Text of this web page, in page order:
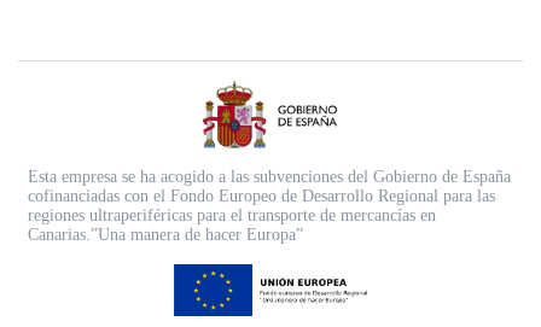
Esta empresa se ha acogido a las subvenciones del Gobierno de España
cofinanciadas con el Fondo Europeo de Desarrollo Regional para las
regiones ultraperiféricas para el transporte de mercancías en
Canarias.”Una manera de hacer Europa”